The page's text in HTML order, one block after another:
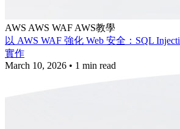
AWS AWS WAF AWS教學
以 AWS WAF 強化 Web 安全：SQL
實作
March 10, 2026 • 1 min read